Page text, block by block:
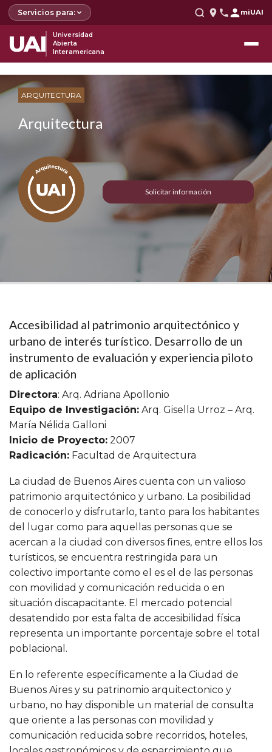
Servicios para: miUAI
UAI
Universidad
Abierta
Interamericana
ARQUITECTURA
Arquitectura
Solicitar información
Accesibilidad al patrimonio arquitectónico y
urbano de interés turístico. Desarrollo de un
instrumento de evaluación y experiencia piloto
de aplicación
Directora: Arq. Adriana Apollonio
Equipo de Investigación: Arq. Gisella Urroz – Arq.
María Nélida Galloni
Inicio de Proyecto: 2007
Radicación: Facultad de Arquitectura
La ciudad de Buenos Aires cuenta con un valioso
patrimonio arquitectónico y urbano. La posibilidad
de conocerlo y disfrutarlo, tanto para los habitantes
del lugar como para aquellas personas que se
acercan a la ciudad con diversos fines, entre ellos los
turísticos, se encuentra restringida para un
colectivo importante como el es el de las personas
con movilidad y comunicación reducida o en
situación discapacitante. El mercado potencial
desatendido por esta falta de accesibilidad física
representa un importante porcentaje sobre el total
poblacional.
En lo referente específicamente a la Ciudad de
Buenos Aires y su patrinomio arquitectonico y
urbano, no hay disponible un material de consulta
que oriente a las personas con movilidad y
comunicación reducida sobre recorridos, hoteles,